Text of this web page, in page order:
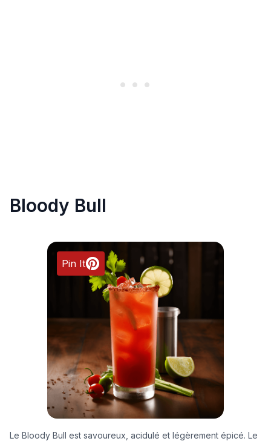
Bloody Bull
Pin It
Le Bloody Bull est savoureux, acidulé et légèrement épicé. Le